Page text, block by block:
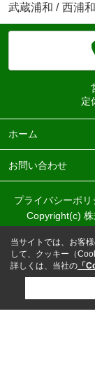
武蔵浦和 / 西浦和
定
ホーム
お問い合わせ
プライバシーポリ
Copyright(c)
当サイトでは、お客
して、クッキー（
詳しくは、当社の 「